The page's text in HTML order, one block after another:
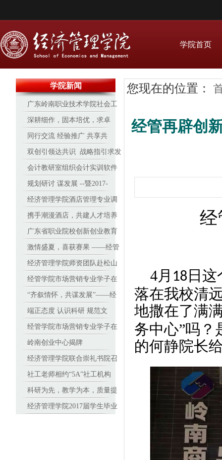
学院首页
学院新闻
广东岭南职业技术学院社会工
作协会受邀参与2017“牵手红丝
带”广州青少年预防艾滋病行动
实务技能培训
深耕细作，固本培优，求卓
越 ——经管16-17学年办学见
成效
同行交流 经验推广 共享共
进 天津职业大学来我院研讨交
流
双创引领达共识 战略指引求发
展
会计教研室组织会计实训软件
培训
规划研讨 谋发展 --暨2017-
2018学年经济管理学院专业建
设与发展研讨会
经济管理学院酒店管理专业调
酒、咖啡赛事再创新高
携手潮漫酒店，共建人才培养
基地
广东省职业院校创新创业教育
师资能力提升班在广东岭南职
业技术学院顺利开班
激情盛夏，喜获赛果 ——经管
学子在全国人力资源管理技能
大赛南部赛区中勇夺特等奖
经济管理学院师资团队赴松山
职业技术学院进行基于美国学
历资格框架(DQP)学分制改革
培训
经管学院市场营销专业学子在
2017（新加坡）全球品牌策划
大赛中国地区选拔赛中折桂
“齐叙情怀，共谋发展”——经
济管理学院校友座谈会顺利召
开
端正态度 认识科研 规范文
本 高教授与青年教师谈学术论
文撰写 ——高职院校里的教科
研沙龙
经管学院市场营销专业学子在
2017（新加坡）全球品牌策划
大赛中国地区选拔赛中折桂
岭南创业中心揭牌
经济管理学院联合崇礼书院召
开教师座谈会
社工老师相约“5A”社工机构
——走访专业深度实践课程合
作单位
科研为先，教学为本，质量提
升 ——高职院校里的教科研沙
经济管理学院2017届学生毕业
您现在的位置：
经管再辟创
经
4月 18 日 这
落在我校清
地撒在了满
务中心”吗？
的何静院长